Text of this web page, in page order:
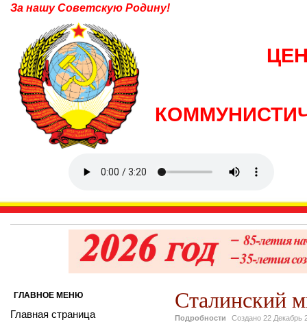
За нашу Советскую Родину!
Сталинский
Подробности Создано 22 Декабрь
ГЛАВНОЕ МЕНЮ
Главная страница